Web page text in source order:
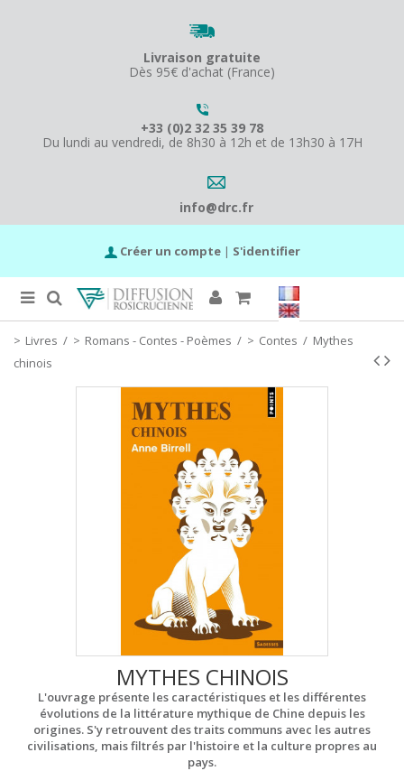
Livraison gratuite
Dès 95€ d'achat (France)
+33 (0)2 32 35 39 78
Du lundi au vendredi, de 8h30 à 12h et de 13h30 à 17H
info@drc.fr
Créer un compte | S'identifier
Livres / Romans - Contes - Poèmes / Contes / Mythes
chinois
MYTHES CHINOIS
L'ouvrage présente les caractéristiques et les différentes
évolutions de la littérature mythique de Chine depuis les
origines. S'y retrouvent des traits communs avec les autres
civilisations, mais filtrés par l'histoire et la culture propres au
pays.